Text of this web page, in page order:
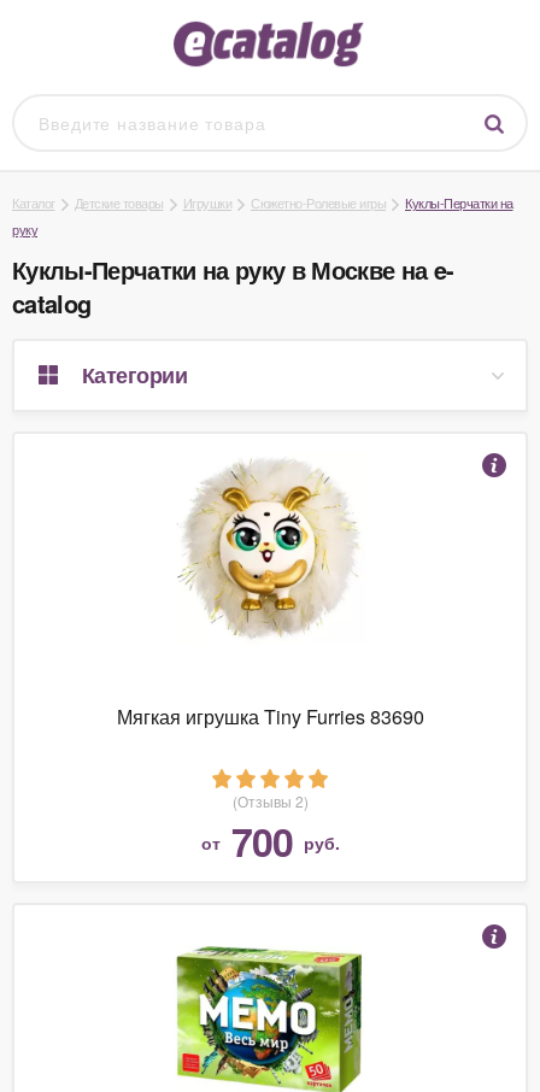
Каталог Детские товары Игрушки Сюжетно-Ролевые игры
Куклы-Перчатки на
руку
Куклы-Перчатки на руку в Москве на e-
catalog
Категории
Мягкая игрушка Tiny Furries 83690
(Отзывы 2)
от 700 руб.